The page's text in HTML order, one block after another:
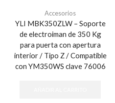
Accesorios
YLI MBK350ZLW – Soporte
de electroiman de 350 Kg
para puerta con apertura
interior / Tipo Z / Compatible
con YM350WS clave 76006